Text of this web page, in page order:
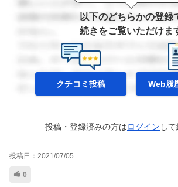
以下のどちらかの登録
続きをご覧いただけま
クチコミ投稿 Web履
投稿・登録済みの方はログイン して
投稿日： 2021/07/05
0